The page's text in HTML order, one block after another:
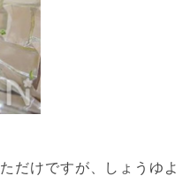
だけですが、しょうゆよ